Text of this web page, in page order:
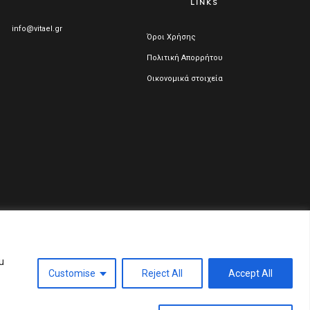
Customise
Reject All Accept All
info@vitael.gr
LINKS
Όροι Χρήσης
Πολιτική Απορρήτου
Οικονομικά στοιχεία
WEB DESIGN & DEVELOPMENT BY WEB-IDEA.GR